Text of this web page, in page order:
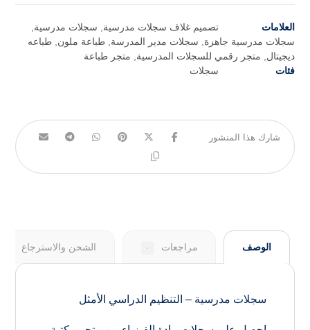
العلامات تصميم غلاف سجلات مدرسية سجلات مدرسية
سجلات مدرسية جاهزة
سجلات مدير المدرسة ,طباعة ملون ,طباعه
ديجيتال
متجر رقمي للسجلات المدرسية
متجر طباعة
فئات
سجلات
الوصف مراجعات ٠ الشحن والاسترجاع
سجلات مدرسية – التنظيم الدراسي الأمثل